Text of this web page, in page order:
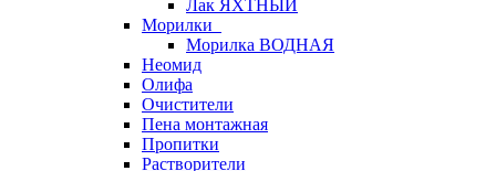
Лак ЯХТНЫЙ
Морилки
Морилка ВОДНАЯ
Неомид
Олифа
Очистители
Пена монтажная
Пропитки
Растворители